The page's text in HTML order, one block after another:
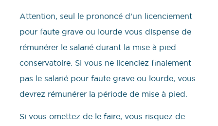
Attention, seul le prononcé d’un licenciement
pour faute grave ou lourde vous dispense de
rémunérer le salarié durant la mise à pied
conservatoire. Si vous ne licenciez finalement
pas le salarié pour faute grave ou lourde, vous
devrez rémunérer la période de mise à pied.
Si vous omettez de le faire, vous risquez de